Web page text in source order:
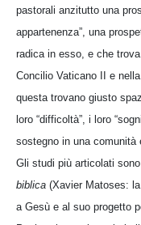
pastorali anzitutto una
appartenenza”, una
radica in esso, e che
Concilio Vaticano II e
questa trovano giusto
loro “difficoltà”, i loro
sostegno in una comunità
Gli studi più articolati
biblica (Xavier Matoses:
a Gesù e al suo progetto